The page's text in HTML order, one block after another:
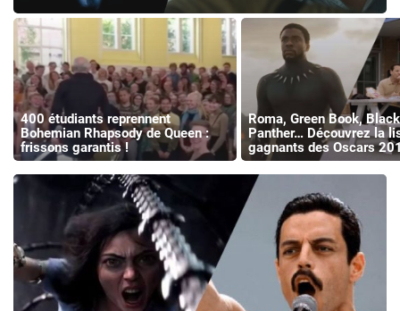
400 étudiants reprennent
Bohemian Rhapsody de Queen :
frissons garantis !
Roma, Green Book, Black
Panther… Découvrez la
gagnants des Oscars